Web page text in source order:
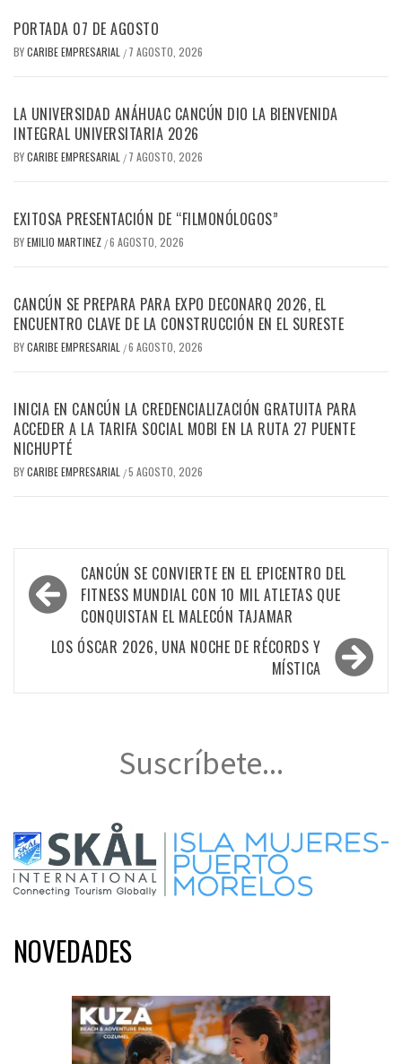
PORTADA 07 DE AGOSTO
BYCARIBE EMPRESARIAL / 7 AGOSTO, 2026
LA UNIVERSIDAD ANÁHUAC CANCÚN DIO LA BIENVENIDA
INTEGRAL UNIVERSITARIA 2026
BYCARIBE EMPRESARIAL / 7 AGOSTO, 2026
EXITOSA PRESENTACIÓN DE “FILMONÓLOGOS”
BYEMILIO MARTINEZ /6 AGOSTO, 2026
CANCÚN SE PREPARA PARA EXPO DECONARQ 2026, EL
ENCUENTRO CLAVE DE LA CONSTRUCCIÓN EN EL SURESTE
BYCARIBE EMPRESARIAL /6 AGOSTO, 2026
INICIA EN CANCÚN LA CREDENCIALIZACIÓN GRATUITA PARA
ACCEDER A LA TARIFA SOCIAL MOBI EN LA RUTA 27 PUENTE
NICHUPTÉ
BYCARIBE EMPRESARIAL /5 AGOSTO, 2026
Navegación
de
entradas
CANCÚN SE CONVIERTE EN EL EPICENTRO DEL
FITNESS MUNDIAL CON 10 MIL ATLETAS QUE
CONQUISTAN EL MALECÓN TAJAMAR
LOS ÓSCAR 2026, UNA NOCHE DE RÉCORDS Y
MÍSTICA
Suscríbete...
NOVEDADES